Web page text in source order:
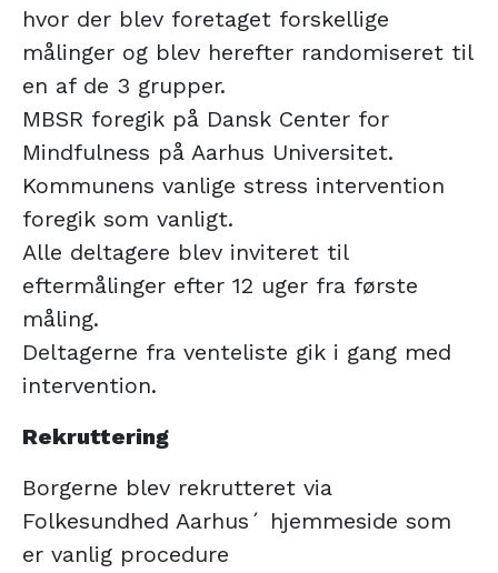
hvor der blev foretaget forskellige
målinger og blev herefter randomiseret til
en af de 3 grupper.
MBSR foregik på Dansk Center for
Mindfulness på Aarhus Universitet.
Kommunens vanlige stress intervention
foregik som vanligt.
Alle deltagere blev inviteret til
eftermålinger efter 12 uger fra første
måling.
Deltagerne fra venteliste gik i gang med
intervention.
Rekruttering
Borgerne blev rekrutteret via
Folkesundhed Aarhus´ hjemmeside som
er vanlig procedure